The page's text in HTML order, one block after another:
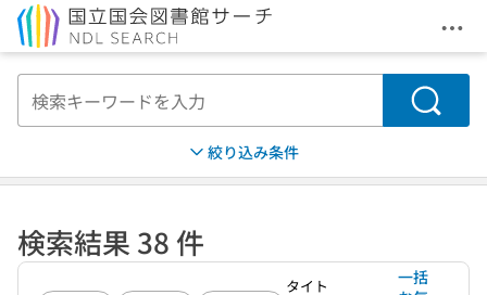
メ
検索
絞り込み条件
検索結果 38 件
タイト
一括